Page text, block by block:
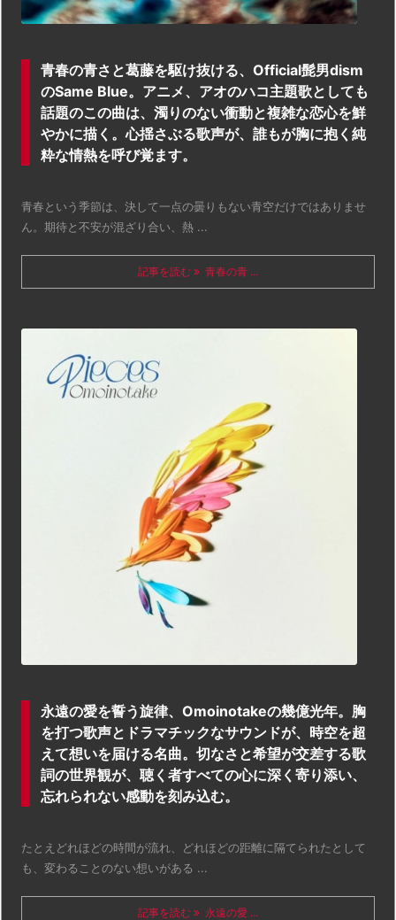
青春の青さと葛藤を駆け抜ける、Official髭男dism
のSame Blue。アニメ、アオのハコ主題歌としても
話題のこの曲は、濁りのない衝動と複雑な恋心を鮮
やかに描く。心揺さぶる歌声が、誰もが胸に抱く純
粋な情熱を呼び覚ます。
青春という季節は、決して一点の曇りもない青空だけではありませ
ん。期待と不安が混ざり合い、熱 ...
記事を読む 青春の青 ...
永遠の愛を誓う旋律、Omoinotakeの幾億光年。胸
を打つ歌声とドラマチックなサウンドが、時空を超
えて想いを届ける名曲。切なさと希望が交差する歌
詞の世界観が、聴く者すべての心に深く寄り添い、
忘れられない感動を刻み込む。
たとえどれほどの時間が流れ、どれほどの距離に隔てられたとして
も、変わることのない想いがある ...
記事を読む 永遠の愛 ...